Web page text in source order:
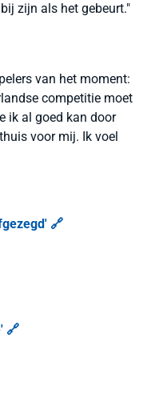
zijn als het gebeurt."
van het moment:
competitie moet
ik al goed kan door
voor mij. Ik voel
🔗
🔗